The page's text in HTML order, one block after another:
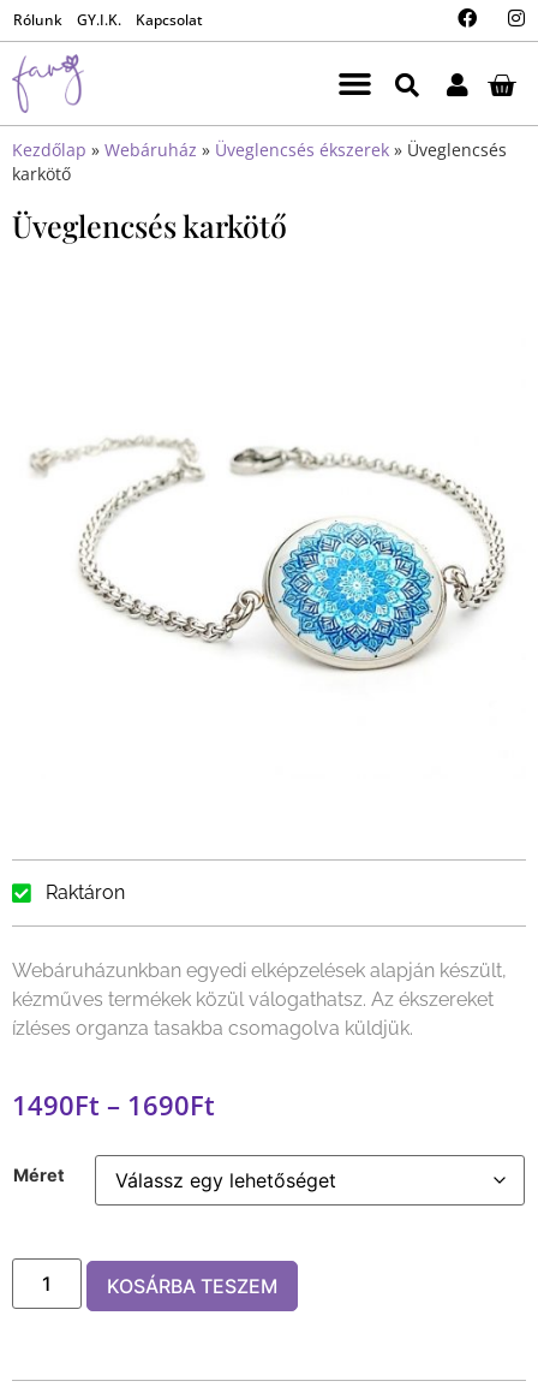
Rólunk GY.I.K. Kapcsolat
Kezdőlap » Webáruház » Üveglencsés ékszerek » Üveglencsés
karkötő
Üveglencsés karkötő
Raktáron
Webáruházunkban egyedi elképzelések alapján készült,
kézműves termékek közül válogathatsz. Az ékszereket
ízléses organza tasakba csomagolva küldjük.
1490Ft – 1690Ft
Méret
KOSÁRBA TESZEM